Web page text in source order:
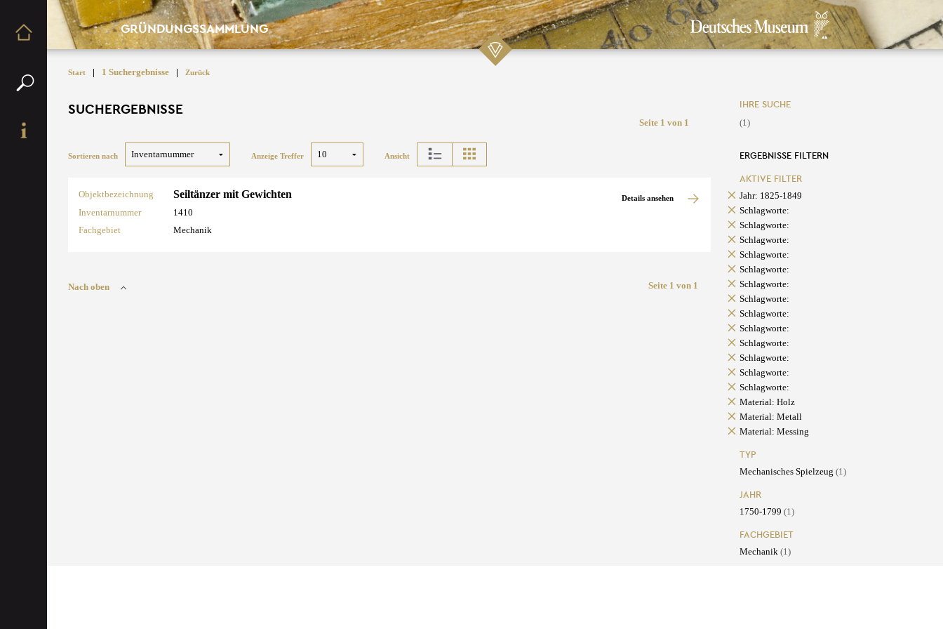
GRÜNDUNGSSAMMLUNG
Start | 1 Suchergebnisse | Zurück
SUCHERGEBNISSE
Seite 1 von 1
Sortieren nach Anzeige Treffer Ansicht
Objektbezeichnung Seiltänzer mit Gewichten
Inventarnummer
1410
Fachgebiet
Mechanik
Details ansehen
Nach oben Seite 1 von 1
IHRE SUCHE
(1)
ERGEBNISSE FILTERN
AKTIVE FILTER
Jahr: 1825-1849
Schlagworte:
Schlagworte:
Schlagworte:
Schlagworte:
Schlagworte:
Schlagworte:
Schlagworte:
Schlagworte:
Schlagworte:
Schlagworte:
Schlagworte:
Schlagworte:
Schlagworte:
Material: Holz
Material: Metall
Material: Messing
TYP
Mechanisches Spielzeug (1)
JAHR
1750-1799 (1)
FACHGEBIET
Mechanik (1)